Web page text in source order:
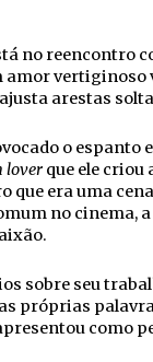
no reencontro
amor vertiginoso
arestas
o espanto
loverque ele criou
que era uma
no cinema,
sobre seu
próprias
como